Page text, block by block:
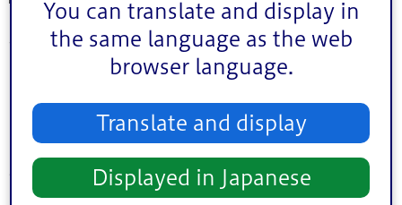
You can translate and display in
the same language as the web
browser language.
Translate and display
Displayed in Japanese
今年も、本格的な夏を前に4月頃から注文が増加。5月から
8月にかけては特に注文が集中し、松井さんは午前9時から
日）も、工房では「折り」や「中付」などの作業を行って
いました。扇面に描かれるデザインは、区特産の金魚や朝
顔、花火といった夏らしい絵柄や、干支を描いたものなど
が人気。近年は外国人観光客からも注目を集めており、パ